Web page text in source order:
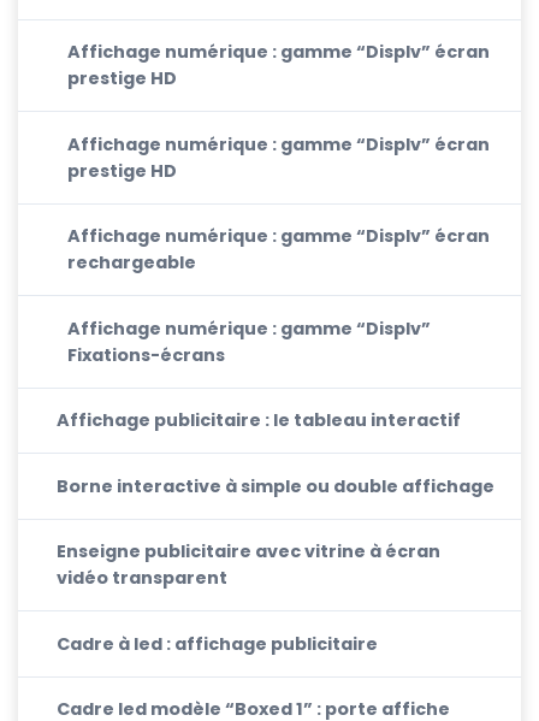
Affichage numérique : gamme “Displv” écran
prestige HD
Affichage numérique : gamme “Displv” écran
prestige HD
Affichage numérique : gamme “Displv” écran
rechargeable
Affichage numérique : gamme “Displv”
Fixations-écrans
Affichage publicitaire : le tableau interactif
Borne interactive à simple ou double affichage
Enseigne publicitaire avec vitrine à écran
vidéo transparent
Cadre à led : affichage publicitaire
Cadre led modèle “Boxed 1” : porte affiche